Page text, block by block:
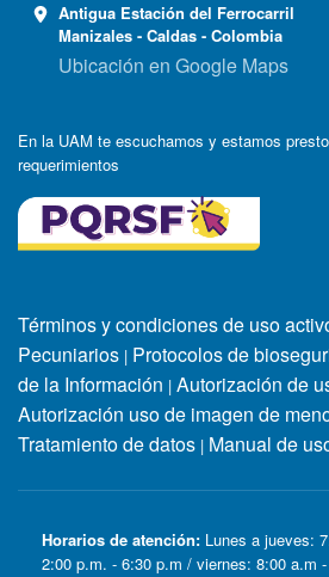
Antigua Estación del Ferrocarril
Manizales - Caldas - Colombia
Ubicación en Google Maps
En la UAM te escuchamos y estamos
requerimientos
Términos y condiciones de uso
Pecuniarios | Protocolos de
de la Información | Autorización de
Autorización uso de imagen de
Tratamiento de datos | Manual de
Horarios de atención: Lunes a jueves:
2:00 p.m. - 6:30 p.m / viernes: 8:00 a.m